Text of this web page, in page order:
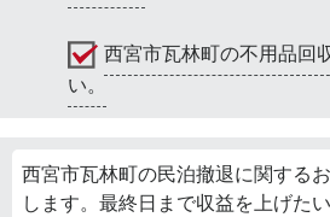
西宮市瓦林町の不用品回
い。
西宮市瓦林町の民泊撤退に関する
します。最終日まで収益を上げた